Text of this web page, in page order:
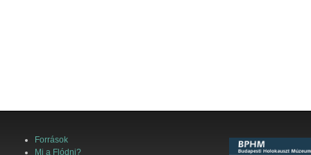
Források
Mi a Flódni?